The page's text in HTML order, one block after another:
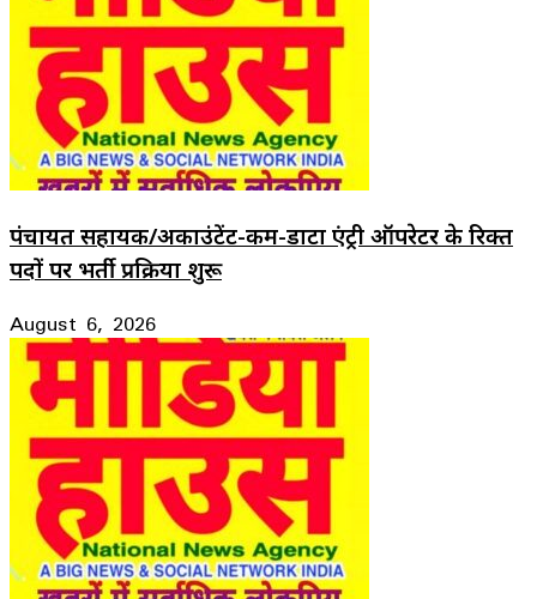
पंचायत सहायक/अकाउंटेंट-कम-डाटा एंट्री ऑपरेटर के रिक्त
पदों पर भर्ती प्रक्रिया शुरू
August 6, 2026